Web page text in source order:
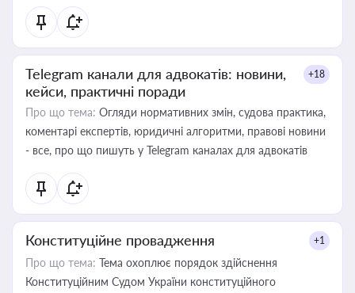
Telegram канали для адвокатів: новини,
кейси, практичні поради
+18
Про що тема: Огляди нормативних змін, судова практика,
коментарі експертів, юридичні алгоритми, правові новини
- все, про що пишуть у Telegram каналах для адвокатів
Конституційне провадження +1
Про що тема: Тема охоплює порядок здійснення
Конституційним Судом України конституційного